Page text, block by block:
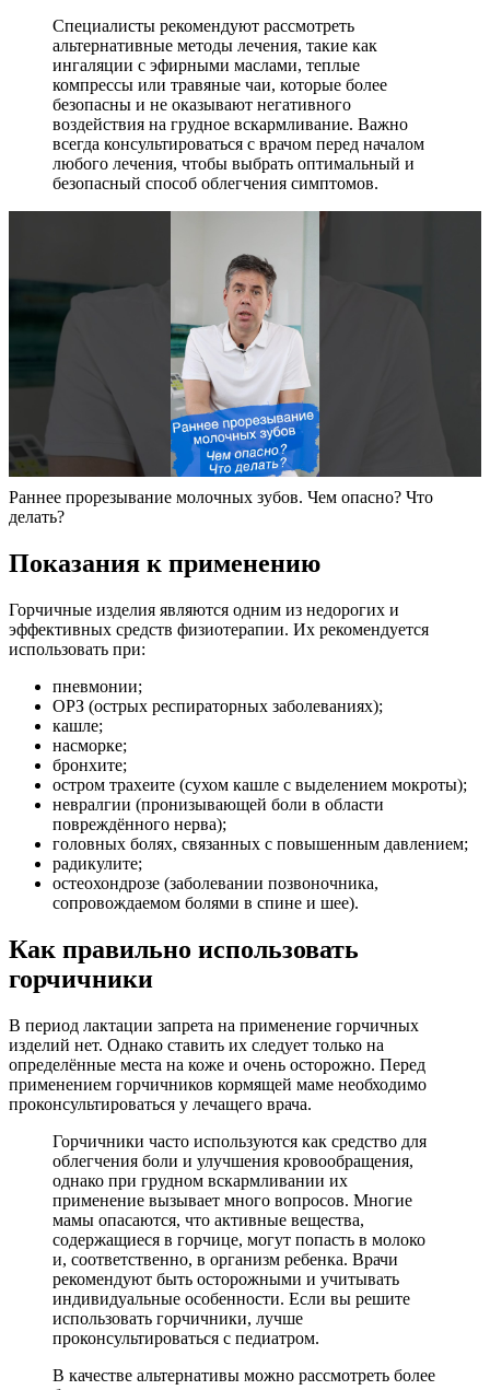
Специалисты рекомендуют рассмотреть
альтернативные методы лечения, такие как
ингаляции с эфирными маслами, теплые
компрессы или травяные чаи, которые более
безопасны и не оказывают негативного
воздействия на грудное вскармливание. Важно
всегда консультироваться с врачом перед началом
любого лечения, чтобы выбрать оптимальный и
безопасный способ облегчения симптомов.
Раннее прорезывание молочных зубов. Чем опасно? Что
делать?
Показания к применению
Горчичные изделия являются одним из недорогих и
эффективных средств физиотерапии. Их рекомендуется
использовать при:
пневмонии;
ОРЗ (острых респираторных заболеваниях);
кашле;
насморке;
бронхите;
остром трахеите (сухом кашле с выделением мокроты);
невралгии (пронизывающей боли в области
повреждённого нерва);
головных болях, связанных с повышенным давлением;
радикулите;
остеохондрозе (заболевании позвоночника,
сопровождаемом болями в спине и шее).
Как правильно использовать
горчичники
В период лактации запрета на применение горчичных
изделий нет. Однако ставить их следует только на
определённые места на коже и очень осторожно. Перед
применением горчичников кормящей маме необходимо
проконсультироваться у лечащего врача.
Горчичники часто используются как средство для
облегчения боли и улучшения кровообращения,
однако при грудном вскармливании их
применение вызывает много вопросов. Многие
мамы опасаются, что активные вещества,
содержащиеся в горчице, могут попасть в молоко
и, соответственно, в организм ребенка. Врачи
рекомендуют быть осторожными и учитывать
индивидуальные особенности. Если вы решите
использовать горчичники, лучше
проконсультироваться с педиатром.
В качестве альтернативы можно рассмотреть более